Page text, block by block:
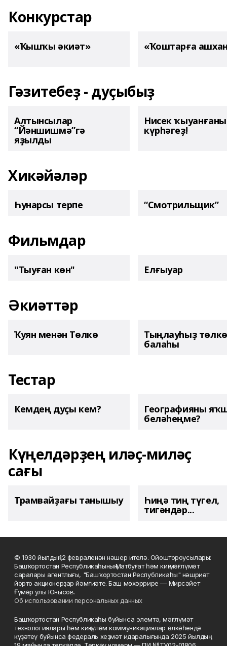
Конкурстар
«Ҡышҡы әкиәт» «Ҡоштарға
Гәзитебеҙ - дуҫыбыҙ
Алтынсылар
“Йәншишмә”гә
яҙылды
Нисек
күрһәгеҙ!
Хикәйәләр
Һунарсы терпе “Смотрильщик”
Фильмдар
"Тыуған көн" Елғыуар
Әкиәттәр
Ҡуян менән Төлкө Тыңлауһыҙ төлкө
балаһы
Тестар
Кемдең дуҫы кем? Географияны
беләһеңме?
Күңелдәрҙең иләҫ-миләҫ
сағы
Трамвайҙағы танышыу Һиңә тиң түгел,
тигәндәр...
© 1930 йылдың 12 февраленән нәшер ителә. Ойоштороусылары:
Башҡортостан Республикаһының Матбуғат һәм киң мәғлүмәт
саралары агентлығы, "Башҡортостан Республикаһы" нәшриәт
йорто акционерҙар йәмғиәте. Баш мөхәррире — Мирсәйет
Ғүмәр улы Юнысов.
Об использовании персональных данных
Башҡортостан Республикаһы буйынса элемтә, мәғлүмәт
технологиялары һәм киңкүләм коммуникациялар өлкәһендә
күҙәтеү буйынса федераль хеҙмәт идаралығында 2025 йылдың